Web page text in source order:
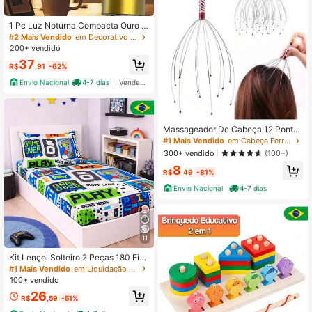
1 Pc Luz Noturna Compacta Ouro C
om Fonte De Luz Cuidadosa Perfeit
a Para Pequenos Espacos Multi Ce
#2 Mais Vendido
em Decorativo Luminárias de mesa para quarto
200+ vendido
R$37 ,91 -62%
Envio Nacional
4-7 dias
11
Kit Lençol Solteiro 2 Peças 180 Fios
com Elástico Masculino e Feminino
Toque Macio Confortável
#1 Mais Vendido
em Liquidação de Verão Lençóis com elástico
100+ vendido
R$26 ,59 -51%
Massageador De Cabeça 12 Pontas
Anti Stress Relaxante
#1 Mais Vendido
em Cabeça Ferramentas de massagem e relaxamento
300+ vendido
(100+)
R$8 ,49 -81%
Envio Nacional
4-7 dias